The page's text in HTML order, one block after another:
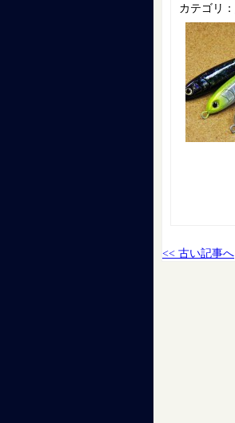
カテゴリ：
<< 古い記事へ